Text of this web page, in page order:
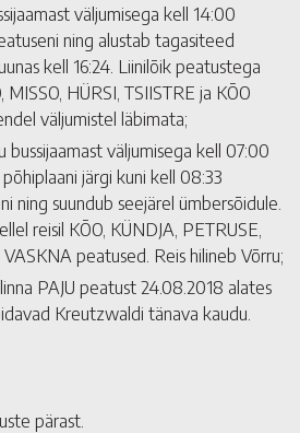
väljumisega kell 14:00
ning alustab tagasiteed
kell 16:24. Liinilõik peatustega
HÜRSI, TSIISTRE ja KÕO
väljumistel läbimata;
bussijaamast väljumisega kell 07:00
järgi kuni kell 08:33
ning suundub seejärel ümbersõidule.
reisil KÕO, KÜNDJA, PETRUSE,
VASKNA peatused. Reis hilineb Võrru;
PAJU peatust 24.08.2018 alates
Kreutzwaldi tänava kaudu.
pärast.